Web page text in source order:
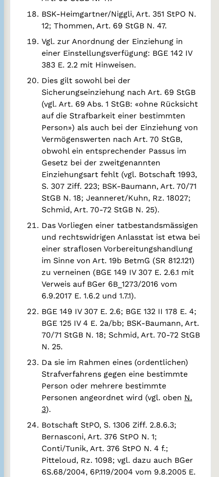
BSK-Heimgartner/Niggli, Art. 351 StPO N.
12; Thommen, Art. 69 StGB N. 47.
Vgl. zur Anordnung der Einziehung in
einer Einstellungsverfügung: BGE 142 IV
383 E. 2.2 mit Hinweisen.
Dies gilt sowohl bei der
Sicherungseinziehung nach Art. 69 StGB
(vgl. Art. 69 Abs. 1 StGB: «ohne Rücksicht
auf die Strafbarkeit einer bestimmten
Person») als auch bei der Einziehung von
Vermögenswerten nach Art. 70 StGB,
obwohl ein entsprechender Passus im
Gesetz bei der zweitgenannten
Einziehungsart fehlt (vgl. Botschaft 1993,
S. 307 Ziff. 223; BSK-Baumann, Art. 70/71
StGB N. 18; Jeanneret/Kuhn, Rz. 18027;
Schmid, Art. 70-72 StGB N. 25).
Das Vorliegen einer tatbestandsmässigen
und rechtswidrigen Anlasstat ist etwa bei
einer straflosen Vorbereitungshandlung
im Sinne von Art. 19b BetmG (SR 812.121)
zu verneinen (BGE 149 IV 307 E. 2.6.1 mit
Verweis auf BGer 6B_1273/2016 vom
6.9.2017 E. 1.6.2 und 1.7.1).
BGE 149 IV 307 E. 2.6; BGE 132 II 178 E. 4;
BGE 125 IV 4 E. 2a/bb; BSK-Baumann, Art.
70/71 StGB N. 18; Schmid, Art. 70-72 StGB
N. 25.
Da sie im Rahmen eines (ordentlichen)
Strafverfahrens gegen eine bestimmte
Person oder mehrere bestimmte
Personen angeordnet wird (vgl. oben N.
3).
Botschaft StPO, S. 1306 Ziff. 2.8.6.3;
Bernasconi, Art. 376 StPO N. 1;
Conti/Tunik, Art. 376 StPO N. 4 f.;
Pitteloud, Rz. 1098; vgl. dazu auch BGer
6S.68/2004, 6P.119/2004 vom 9.8.2005 E.